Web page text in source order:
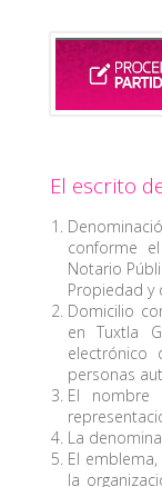
El escrito
conforme
Notario
Propiedad y
Domicilio
en Tuxtla
personas
El
La
El
la